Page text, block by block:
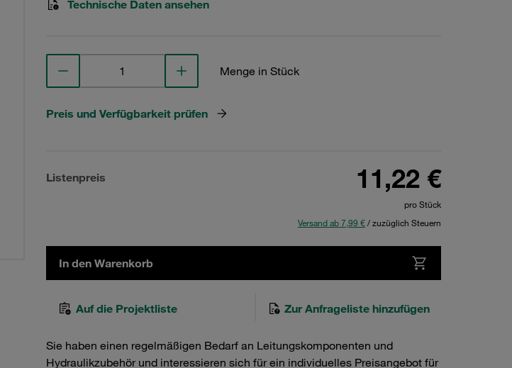
Technische Daten ansehen
Menge in Stück
Preis und Verfügbarkeit prüfen
Listenpreis 11,22 €
pro Stück
Versand ab 7,99 €/ zuzüglich Steuern
In den Warenkorb
Auf die Projektliste Zur Anfrageliste hinzufügen
Sie haben einen regelmäßigen Bedarf an Leitungskomponenten und
Hydraulikzubehör und interessieren sich für ein individuelles Preisangebot für